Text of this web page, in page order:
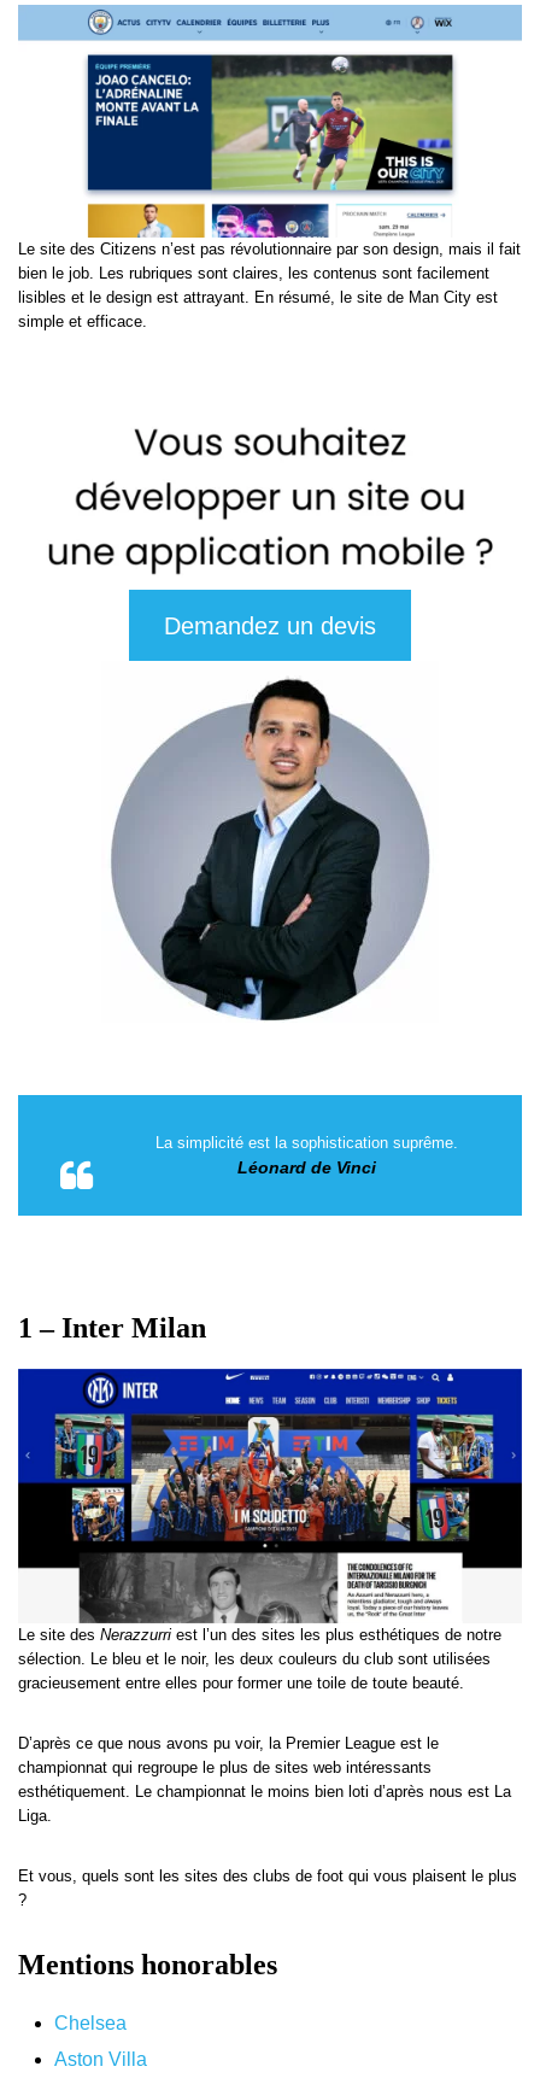
Le site des Citizens n’est pas révolutionnaire par son design, mais il fait
bien le job. Les rubriques sont claires, les contenus sont facilement
lisibles et le design est attrayant. En résumé, le site de Man City est
simple et efficace.
Demandez un devis
La simplicité est la sophistication suprême.
Léonard de Vinci
1 – Inter Milan
Le site des Nerazzurri est l’un des sites les plus esthétiques de notre
sélection. Le bleu et le noir, les deux couleurs du club sont utilisées
gracieusement entre elles pour former une toile de toute beauté.
D’après ce que nous avons pu voir, la Premier League est le
championnat qui regroupe le plus de sites web intéressants
esthétiquement. Le championnat le moins bien loti d’après nous est La
Liga.
Et vous, quels sont les sites des clubs de foot qui vous plaisent le plus
?
Mentions honorables
Chelsea
Aston Villa